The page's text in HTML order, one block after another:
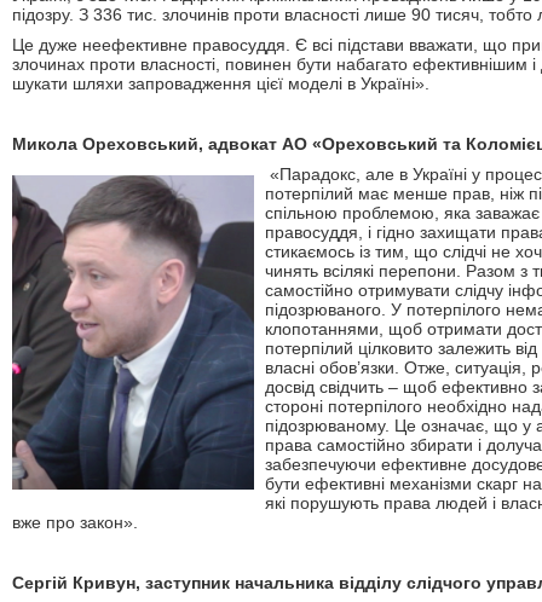
підозру. З 336 тис. злочинів проти власності лише 90 тисяч,
Це дуже неефективне правосуддя. Є всі підстави вважати, що
злочинах проти власності, повинен бути набагато ефективнішим
шукати шляхи запровадження цієї моделі в Україні».
Микола Ореховський, адвокат AО «Ореховський та
«Парадокс, але в Україні у
потерпілий має менше прав, ніж
спільною проблемою, яка
правосуддя, і гідно захищати
стикаємось із тим, що слідчі не
чинять всілякі перепони. Разом з
самостійно отримувати слідчу
підозрюваного. У потерпілого
клопотаннями, щоб отримати
потерпілий цілковито залежить
власні обов’язки. Отже, ситуація,
досвід свідчить – щоб ефективно
стороні потерпілого необхідно
підозрюваному. Це означає, що у
права самостійно збирати і
забезпечуючи ефективне
бути ефективні механізми скарг на
які порушують права людей і
вже про закон».
Сергій Кривун, заступник начальника відділу слідчого